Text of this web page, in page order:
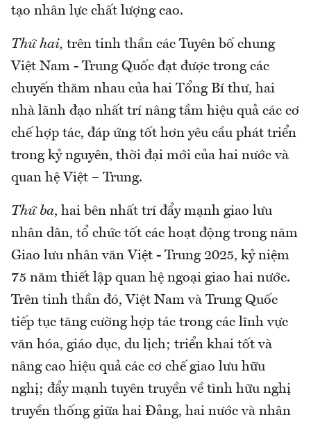
tạo nhân lực chất lượng cao.
Thứ hai, trên tinh thần các Tuyên bố chung
Việt Nam - Trung Quốc đạt được trong các
chuyến thăm nhau của hai Tổng Bí thư, hai
nhà lãnh đạo nhất trí nâng tầm hiệu quả các cơ
chế hợp tác, đáp ứng tốt hơn yêu cầu phát triển
trong kỷ nguyên, thời đại mới của hai nước và
quan hệ Việt – Trung.
Thứ ba, hai bên nhất trí đẩy mạnh giao lưu
nhân dân, tổ chức tốt các hoạt động trong năm
Giao lưu nhân văn Việt - Trung 2025, kỷ niệm
75 năm thiết lập quan hệ ngoại giao hai nước.
Trên tinh thần đó, Việt Nam và Trung Quốc
tiếp tục tăng cường hợp tác trong các lĩnh vực
văn hóa, giáo dục, du lịch; triển khai tốt và
nâng cao hiệu quả các cơ chế giao lưu hữu
nghị; đẩy mạnh tuyên truyền về tình hữu nghị
truyền thống giữa hai Đảng, hai nước và nhân